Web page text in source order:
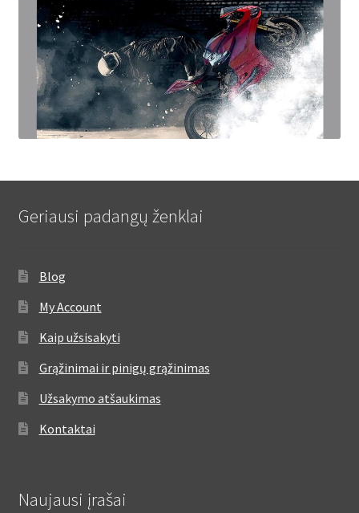
Geriausi padangų ženklai
Blog
My Account
Kaip užsisakyti
Grąžinimai ir pinigų grąžinimas
Užsakymo atšaukimas
Kontaktai
Naujausi įrašai